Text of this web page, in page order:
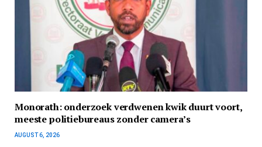
Monorath: onderzoek verdwenen kwik duurt voort,
meeste politiebureaus zonder camera’s
AUGUST 6, 2026